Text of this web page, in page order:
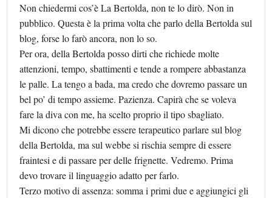
Non chiedermi cos’è La Bertolda, non te lo dirò. Non in
pubblico. Questa è la prima volta che parlo della Bertolda sul
blog, forse lo farò ancora, non lo so.
Per ora, della Bertolda posso dirti che richiede molte
attenzioni, tempo, sbattimenti e tende a rompere abbastanza
le palle. La tengo a bada, ma credo che dovremo passare un
bel po’ di tempo assieme. Pazienza. Capirà che se voleva
fare la diva con me, ha scelto proprio il tipo sbagliato.
Mi dicono che potrebbe essere terapeutico parlare sul blog
della Bertolda, ma sul webbe si rischia sempre di essere
fraintesi e di passare per delle frignette. Vedremo. Prima
devo trovare il linguaggio adatto per farlo.
Terzo motivo di assenza: somma i primi due e aggiungici gli